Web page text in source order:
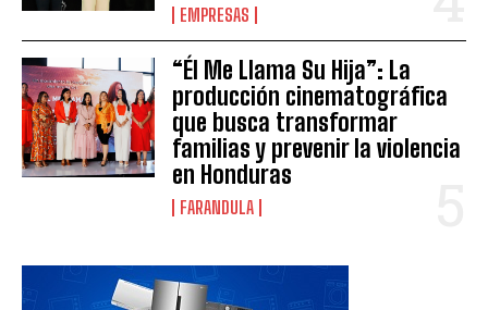
EMPRESAS
“Él Me Llama Su Hija”: La
producción cinematográfica
que busca transformar
familias y prevenir la violencia
en Honduras
FARANDULA